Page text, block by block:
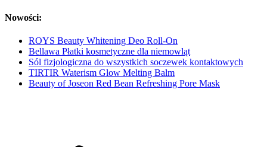
Nowości:
ROYS Beauty Whitening Deo Roll-On
Bellawa Płatki kosmetyczne dla niemowląt
Sól fizjologiczna do wszystkich soczewek kontaktowych
TIRTIR Waterism Glow Melting Balm
Beauty of Joseon Red Bean Refreshing Pore Mask